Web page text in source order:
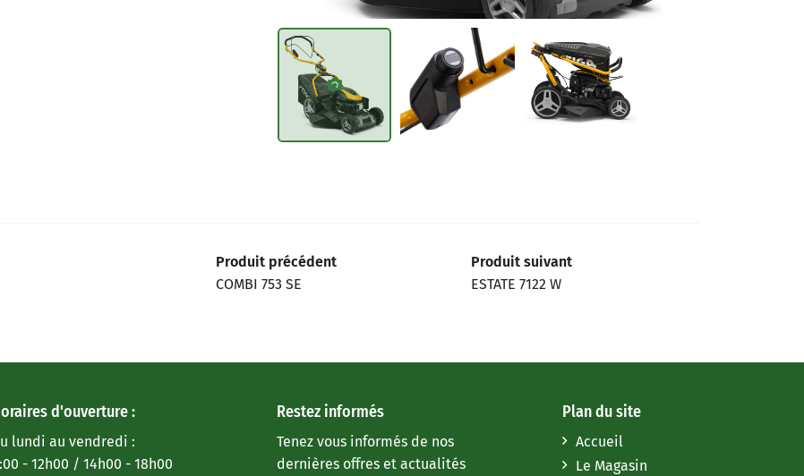
Produit précédent
COMBI 753 SE
Produit suivant
ESTATE 7122 W
d'ouverture :
lundi au vendredi :
- 12h00 / 14h00 - 18h00
Restez informés
Tenez vous informés de nos
dernières offres et actualités
Plan du site
Accueil
Le Magasin